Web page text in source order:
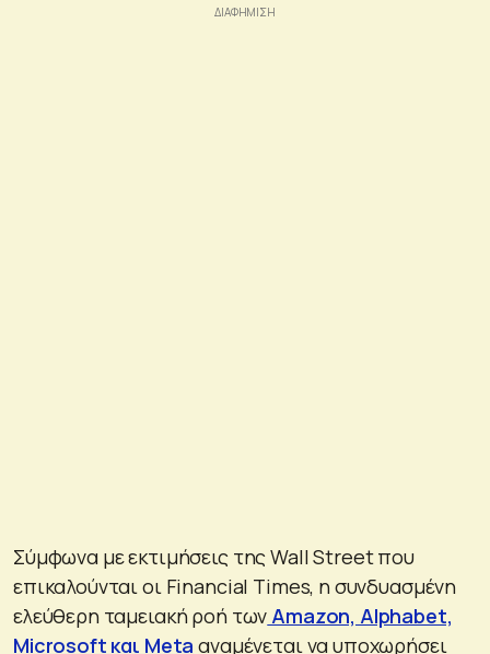
Σύμφωνα με εκτιμήσεις της Wall Street που
επικαλούνται οι Financial Times, η συνδυασμένη
ελεύθερη ταμειακή ροή των Amazon, Alphabet,
Microsoft και Meta αναμένεται να υποχωρήσει